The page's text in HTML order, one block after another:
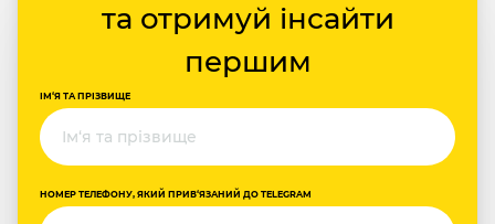
та отримуй інсайти
першим
ІМ‘Я ТА ПРІЗВИЩЕ
НОМЕР ТЕЛЕФОНУ, ЯКИЙ ПРИВ‘ЯЗАНИЙ ДО TELEGRAM